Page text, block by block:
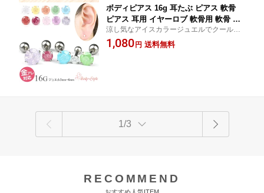
ボディピアス 16g 耳たぶ ピアス 軟骨
ピアス 耳用 イヤーロブ 軟骨用 軟骨 お
しゃれ トラガス ヘリックス 金属アレル
ギー対応 医療用 サージカルステンレス
涼し気なアイスカラージュエルでクールビ
ューティーに！
1,080円 送料無料
1/3